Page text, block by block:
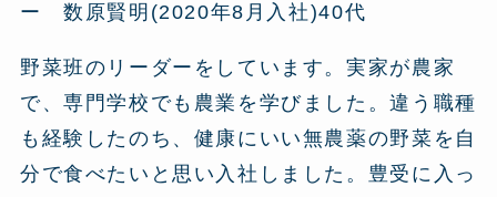
ー 数原賢明(2020年8月入社)40代
野菜班のリーダーをしています。実家が農家
で、専門学校でも農業を学びました。違う職種
も経験したのち、健康にいい無農薬の野菜を自
分で食べたいと思い入社しました。豊受に入っ